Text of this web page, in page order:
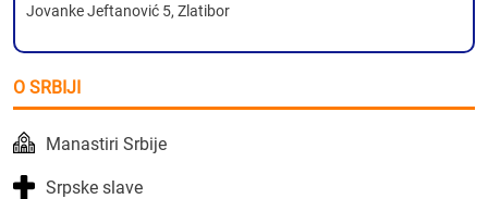
Jovanke Jeftanović 5, Zlatibor
O SRBIJI
Manastiri Srbije
Srpske slave